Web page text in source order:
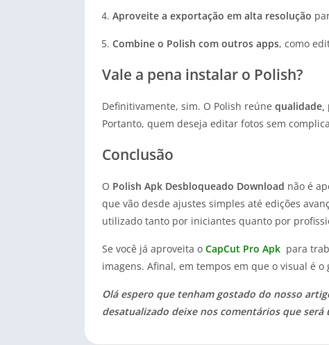
Aproveite a exportação em alta resolução
Combine o Polish com outros apps, como
Vale a pena instalar o Polish?
Definitivamente, sim. O Polish reúne qualidade,
Portanto, quem deseja editar fotos sem
Conclusão
O Polish Apk Desbloqueado Download não é
que vão desde ajustes simples até edições
utilizado tanto por iniciantes quanto por
Se você já aproveita o CapCut Pro Apk para
imagens. Afinal, em tempos em que o visual é
Olá espero que tenham gostado do nosso
desatualizado deixe nos comentários que será